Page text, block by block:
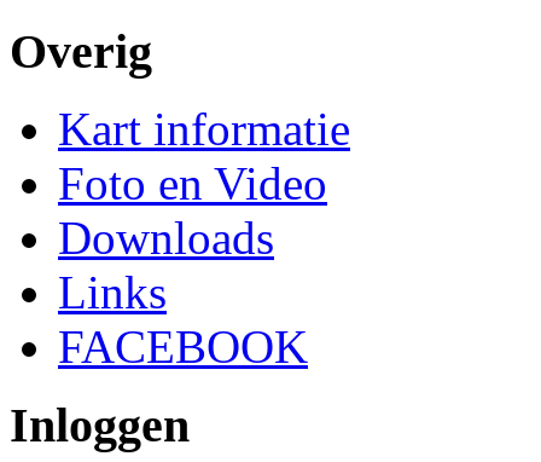
Overig
Kart informatie
Foto en Video
Downloads
Links
FACEBOOK
Inloggen